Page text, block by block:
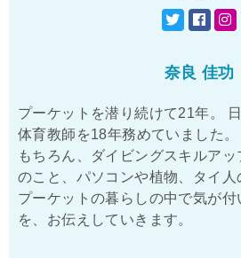
奈良 佳功
プーケットを潜り続けて21年。
体育教師を18年務めていました
もちろん、ダイビングスキルアッ
のこと、パソコンや植物、タイ人
プーケットの暮らしの中で気が付
を、お伝えしていきます。